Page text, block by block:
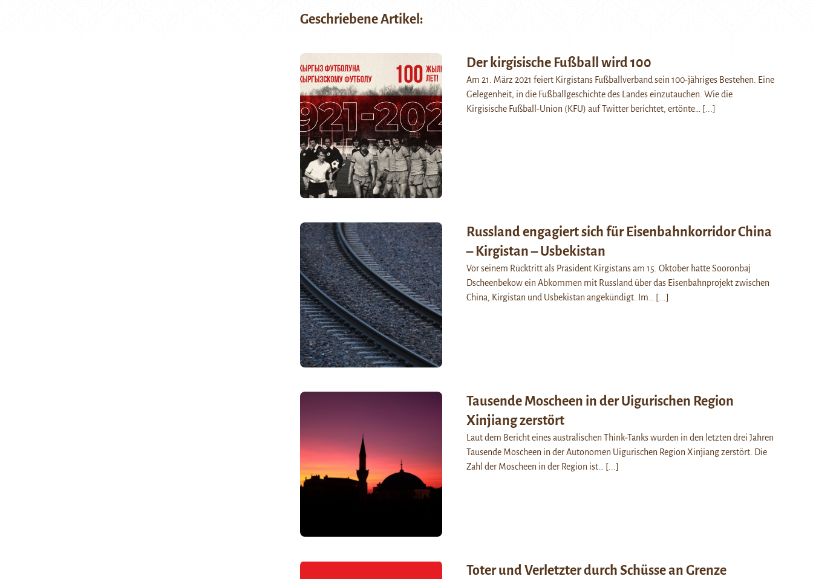
Geschriebene Artikel:
Der kirgisische Fußball wird 100
Am 21. März 2021 feiert Kirgistans Fußballverband sein 100-jähriges Bestehen. Eine
Gelegenheit, in die Fußballgeschichte des Landes einzutauchen. Wie die
Kirgisische Fußball-Union (KFU) auf Twitter berichtet, ertönte…
[...]
Russland engagiert sich für Eisenbahnkorridor China
– Kirgistan – Usbekistan
Vor seinem Rücktritt als Präsident Kirgistans am 15. Oktober hatte Sooronbaj
Dscheenbekow ein Abkommen mit Russland über das Eisenbahnprojekt zwischen
China, Kirgistan und Usbekistan angekündigt. Im…
[...]
Tausende Moscheen in der Uigurischen Region
Xinjiang zerstört
Laut dem Bericht eines australischen Think-Tanks wurden in den letzten drei Jahren
Tausende Moscheen in der Autonomen Uigurischen Region Xinjiang zerstört. Die
Zahl der Moscheen in der Region ist…
[...]
Toter und Verletzter durch Schüsse an Grenze